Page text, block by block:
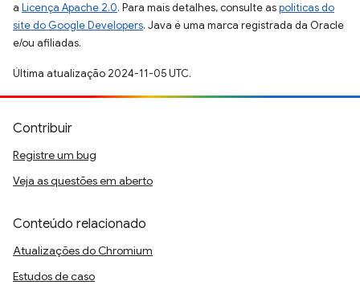
a Licença Apache 2.0. Para mais detalhes, consulte aspolíticas do
site do Google Developers. Java é uma marca registrada da Oracle
e/ou afiliadas.
Última atualização 2024-11-05 UTC.
Contribuir
Registre um bug
Veja as questões em aberto
Conteúdo relacionado
Atualizações do Chromium
Estudos de caso